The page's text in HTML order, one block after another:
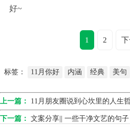
好~
1 2
标签： 11月你好 内涵 经典 美句
上一篇： 11月朋友圈说到心坎里的人生
下一篇： 文案分享|| 一些干净文艺的句子